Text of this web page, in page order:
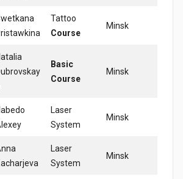
Tattoo
Course
Minsk
Basic
Course
Minsk
Laser
System
Minsk
Laser
System
Minsk